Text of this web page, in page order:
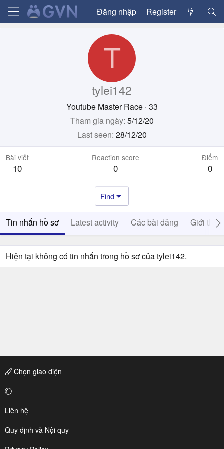
Đăng nhập Register
T
tylei142
Youtube Master Race · 33
Tham gia ngày 5/12/20
Last seen 28/12/20
Bài viết
10
Reaction score
0
Điểm
0
Find
Tin nhắn hồ sơ Latest activity Các bài đăng Giới thiệu
Hiện tại không có tin nhắn trong hồ sơ của tylei142.
Chọn giao diện
Liên hệ
Quy định và Nội quy